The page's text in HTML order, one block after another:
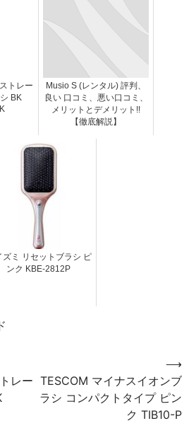
トレー
BK
Musio S (レンタル) 評判、
良い 口コミ、悪い口コミ、
メリットとデメリット!!
【徹底解説】
ズミ リセットブラシ ピ
ンク KBE-2812P
レー TESCOM マイナスイオンブ
ラシ コンパクトタイプ ピン
ク TIB10-P
⟶